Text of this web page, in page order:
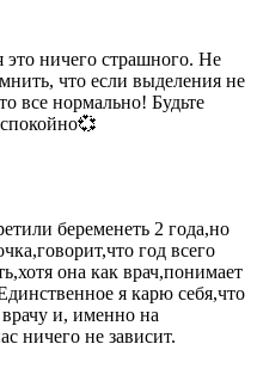
ничего страшного. Не
что если выделения не
все нормально! Будьте
беременеть 2 года,но
год всего
она как врач,понимает
я карю себя,что
и, именно на
ничего не зависит.